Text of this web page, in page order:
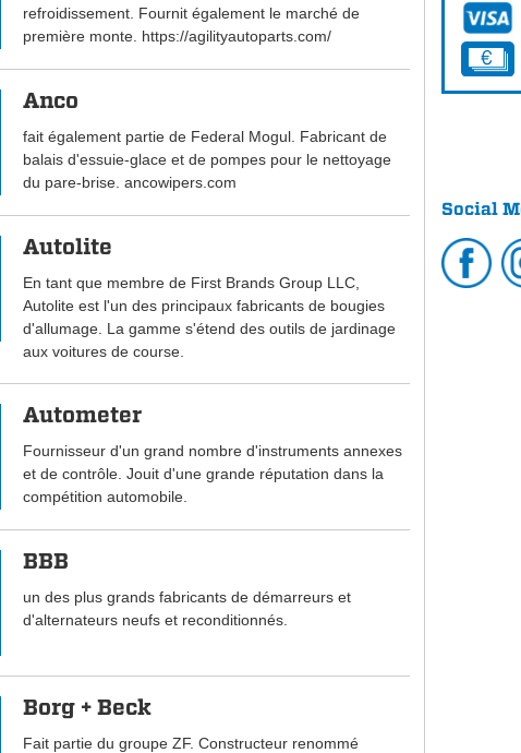
refroidissement. Fournit également le marché de
première monte. https://agilityautoparts.com/
Anco
fait également partie de Federal Mogul. Fabricant de
balais d'essuie-glace et de pompes pour le nettoyage
du pare-brise. ancowipers.com
Autolite
En tant que membre de First Brands Group LLC,
Autolite est l'un des principaux fabricants de bougies
d'allumage. La gamme s'étend des outils de jardinage
aux voitures de course.
Autometer
Fournisseur d'un grand nombre d'instruments annexes
et de contrôle. Jouit d'une grande réputation dans la
compétition automobile.
BBB
un des plus grands fabricants de démarreurs et
d'alternateurs neufs et reconditionnés.
Borg + Beck
Fait partie du groupe ZF. Constructeur renommé
Social